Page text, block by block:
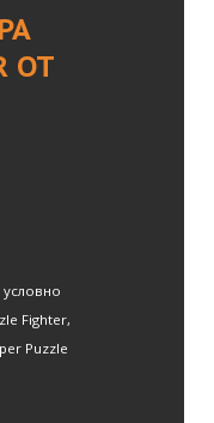
ОТ
Fighter,
Puzzle